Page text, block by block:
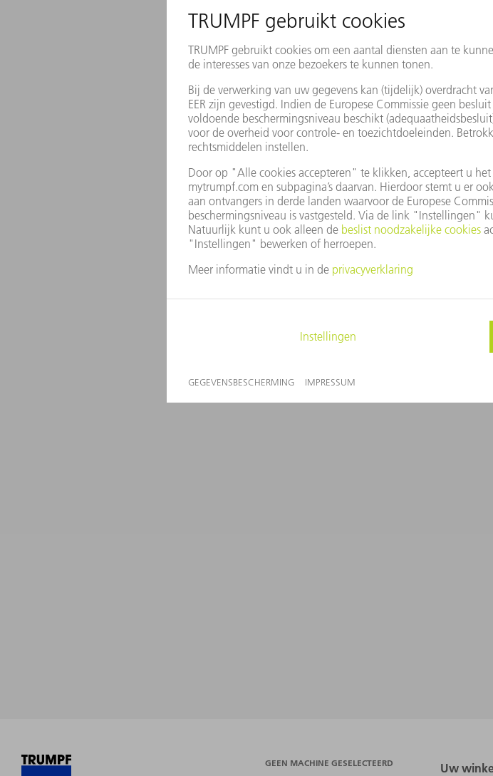
GEEN MACHINE GESELECTEERD